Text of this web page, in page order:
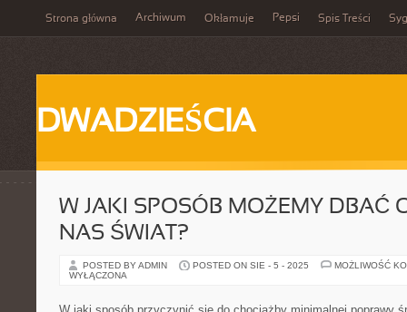
Strona główna Archiwum Okłamuje Pepsi Spis Treści
DWADZIEŚCIA
W JAKI SPOSÓB MOŻEMY DBAĆ
NAS ŚWIAT?
POSTED BY ADMIN POSTED ON SIE - 5 - 2025
MOŻLIWOŚĆ
WYŁĄCZONA